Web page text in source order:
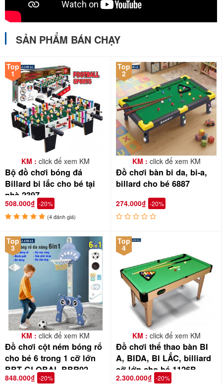
Đồ chơi cho bé tại babycuatoi.vn đã qua kiểm định chất
lượng, đảm bảo an toàn cho bé nên được nhiều Ba Mẹ tin
tưởng lựa chọn!
Bàn bi lắc2397 mô phỏng một sân bóng đá mini với 18 cầu thủ
được gắn trên 6 tay cầm, chia đều cho 2 đội. Sân bóng có vạch kẻ
sân giống như sân bóng thật, mỗi đầu sân có khung thành và một
SẢN PHẨM BÁN CHẠY
Top
1
KM : click để xem KM
Bộ đồ chơi bóng đá
Billard bi lắc cho bé tại
nhà 2397
508.000₫ -20%
(4 đánh giá)
Top
2
KM : click để xem KM
Đồ chơi bàn bi da, bi-a,
billard cho bé 6887
274.000₫ -20%
Top
3
KM : click để xem KM
Đồ chơi cột ném bóng rổ
cho bé 6 trong 1 cỡ lớn
BBT GLOBAL BBR02
848.000₫ -20%
Top
4
KM : click để xem KM
Đồ chơi thể thao bàn BI
A, BIDA, BI LẮC, billiard
cỡ lớn cho bé 1126B
2.300.000₫ -20%